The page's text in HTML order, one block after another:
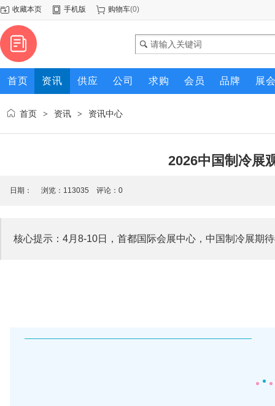
收藏本页 手机版 购物车(0)
首页 资讯 供应 公司 求购 会员 品牌 展
首页 > 资讯 > 资讯中心
2026中国制冷展
日期： 浏览： 113035 评论：0
核心提示：4月8-10日，首都国际会展中心，中国制冷展期